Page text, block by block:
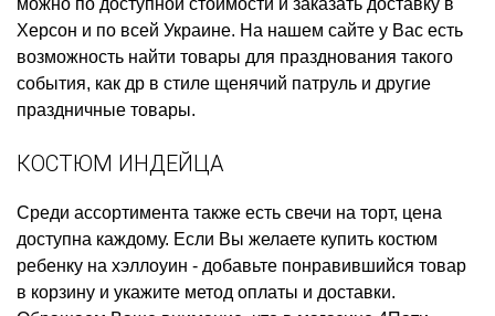
Херсон и по всей Украине. На нашем сайте у Вас есть
возможность найти товары для празднования такого
события, как др в стиле щенячий патруль и другие
праздничные товары.
КОСТЮМ ИНДЕЙЦА
Среди ассортимента также есть свечи на торт, цена
доступна каждому. Если Вы желаете купить костюм
ребенку на хэллоуин - добавьте понравившийся товар
в корзину и укажите метод оплаты и доставки.